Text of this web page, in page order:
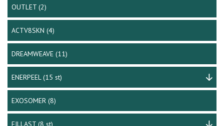
OUTLET(2)
ACTV8SKN(4)
DREAMWEAVE(11)
ENERPEEL (15 st)
EXOSOMER(8)
FILLAST (8 st)